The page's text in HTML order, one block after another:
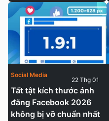
Tất tật kích thước ảnh
đăng Facebook 2026
không bị vỡ chuẩn nhất
Social Media
22 Thg 01